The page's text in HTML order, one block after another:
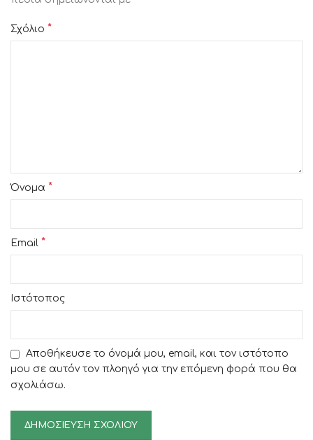
Σχόλιο *
Όνομα *
Email *
Ιστότοπος
Αποθήκευσε το όνομά μου, email, και τον ιστότοπο
μου σε αυτόν τον πλοηγό για την επόμενη φορά που θα
σχολιάσω.